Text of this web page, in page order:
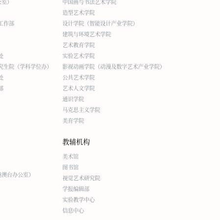
）
作部
院（学科学位办）
台办公室）
中国画与书法艺术学院
造型艺术学院
设计学院（智能设计产业学院）
建筑与环境艺术学院
艺术教育学院
实验艺术学院
影视动画学院（动漫及数字艺术产业学院）
公共艺术学院
艺术人文学院
通识学院
马克思主义学院
美育学院
教辅机构
美术馆
图书馆
视觉艺术研究院
学报编辑部
实验教学中心
信息中心